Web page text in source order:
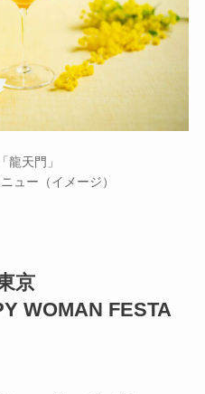
龍天門」
ュー（イメージ）
京
WOMAN FESTA